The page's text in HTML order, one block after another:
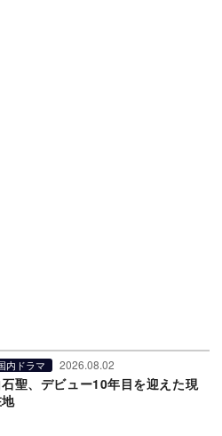
内ドラマ 2026.08.02
石聖、デビュー10年目を迎えた現